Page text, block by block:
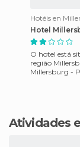
Hotéis en
Hotel
O hotel está
região
Millersburg -
Atividades